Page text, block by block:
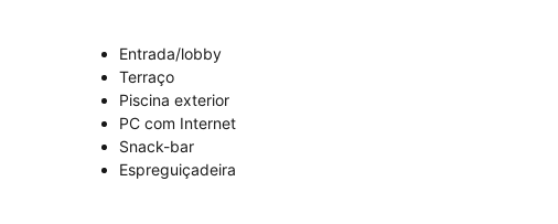
Entrada/lobby
Terraço
Piscina exterior
PC com Internet
Snack-bar
Espreguiçadeira